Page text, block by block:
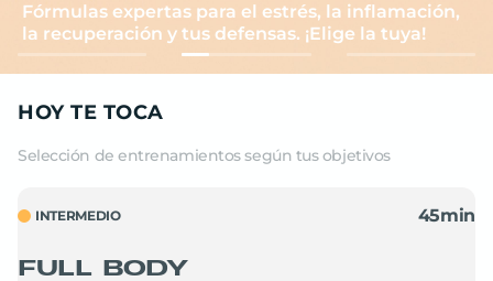
Fórmulas expertas para el estrés, la inflamación,
la recuperación y tus defensas. ¡Elige la tuya!
HOY TE TOCA
Selección de entrenamientos según tus objetivos
#PLANESVERANO SEM6
EMPEZAR ENTRENO
INTERMEDIO 45min
FULL BODY